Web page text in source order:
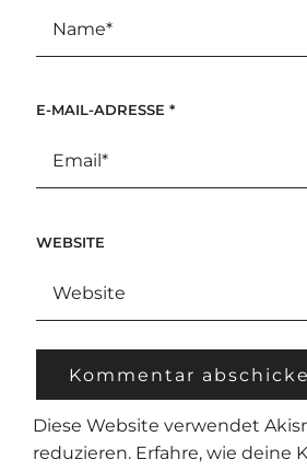
E-MAIL-ADRESSE *
WEBSITE
Diese Website verwendet
reduzieren. Erfahre, wie deine